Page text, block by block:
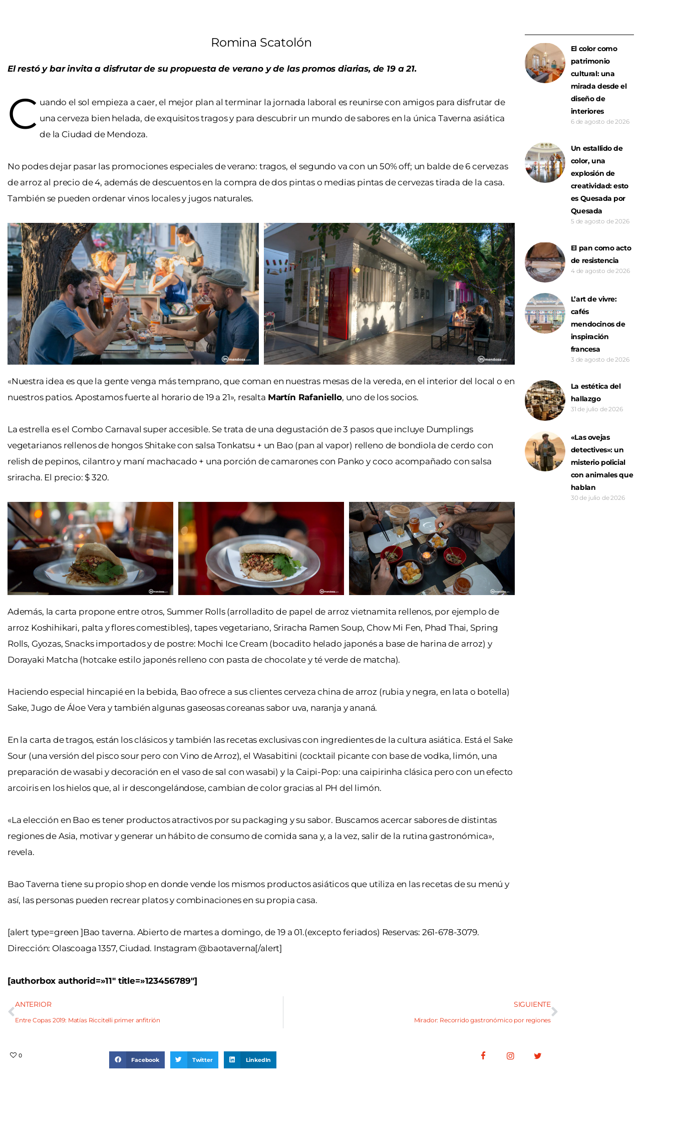
Romina Scatolón
El restó y bar invita a disfrutar de su propuesta de verano y de las promos diarias, de 19 a 21.
C uando el sol empieza a caer, el mejor plan al terminar la jornada laboral es reunirse con amigos para disfrutar de
una cerveza bien helada, de exquisitos tragos y para descubrir un mundo de sabores en la única Taverna asiática
de la Ciudad de Mendoza.
No podes dejar pasar las promociones especiales de verano: tragos, el segundo va con un 50% off; un balde de 6 cervezas
de arroz al precio de 4, además de descuentos en la compra de dos pintas o medias pintas de cervezas tirada de la casa.
También se pueden ordenar vinos locales y jugos naturales.
«Nuestra idea es que la gente venga más temprano, que coman en nuestras mesas de la vereda, en el interior del local o en
nuestros patios. Apostamos fuerte al horario de 19 a 21», resalta Martín Rafaniello, uno de los socios.
La estrella es el Combo Carnaval super accesible. Se trata de una degustación de 3 pasos que incluye Dumplings
vegetarianos rellenos de hongos Shitake con salsa Tonkatsu + un Bao (pan al vapor) relleno de bondiola de cerdo con
relish de pepinos, cilantro y maní machacado + una porción de camarones con Panko y coco acompañado con salsa
sriracha. El precio: $ 320.
Además, la carta propone entre otros, Summer Rolls (arrolladito de papel de arroz vietnamita rellenos, por ejemplo de
arroz Koshihikari, palta y flores comestibles), tapes vegetariano, Sriracha Ramen Soup, Chow Mi Fen, Phad Thai, Spring
Rolls, Gyozas, Snacks importados y de postre: Mochi Ice Cream (bocadito helado japonés a base de harina de arroz) y
Dorayaki Matcha (hotcake estilo japonés relleno con pasta de chocolate y té verde de matcha).
Haciendo especial hincapié en la bebida, Bao ofrece a sus clientes cerveza china de arroz (rubia y negra, en lata o botella)
Sake, Jugo de Áloe Vera y también algunas gaseosas coreanas sabor uva, naranja y ananá.
En la carta de tragos, están los clásicos y también las recetas exclusivas con ingredientes de la cultura asiática. Está el Sake
Sour (una versión del pisco sour pero con Vino de Arroz), el Wasabitini (cocktail picante con base de vodka, limón, una
preparación de wasabi y decoración en el vaso de sal con wasabi) y la Caipi-Pop: una caipirinha clásica pero con un efecto
arcoiris en los hielos que, al ir descongelándose, cambian de color gracias al PH del limón.
«La elección en Bao es tener productos atractivos por su packaging y su sabor. Buscamos acercar sabores de distintas
regiones de Asia, motivar y generar un hábito de consumo de comida sana y, a la vez, salir de la rutina gastronómica»,
revela.
Bao Taverna tiene su propio shop en donde vende los mismos productos asiáticos que utiliza en las recetas de su menú y
así, las personas pueden recrear platos y combinaciones en su propia casa.
[alert type=green ]Bao taverna. Abierto de martes a domingo, de 19 a 01.(excepto feriados) Reservas: 261-678-3079.
Dirección: Olascoaga 1357, Ciudad. Instagram @baotaverna[/alert]
[authorbox authorid=»11″ title=»123456789″]
El color como
patrimonio
cultural: una
mirada desde el
diseño de
interiores
6 de agosto de 2026
Un estallido de
color, una
explosión de
creatividad: esto
es Quesada por
Quesada
5 de agosto de 2026
El pan como acto
de resistencia
4 de agosto de 2026
L’art de vivre:
cafés
mendocinos de
inspiración
francesa
3 de agosto de 2026
La estética del
hallazgo
31 de julio de 2026
«Las ovejas
detectives»: un
misterio policial
con animales que
hablan
30 de julio de 2026
ANTERIOR
Entre Copas 2019: Matías Riccitelli primer anfitrión
SIGUIENTE
Mirador: Recorrido gastronómico por regiones
0
Facebook Twitter LinkedIn